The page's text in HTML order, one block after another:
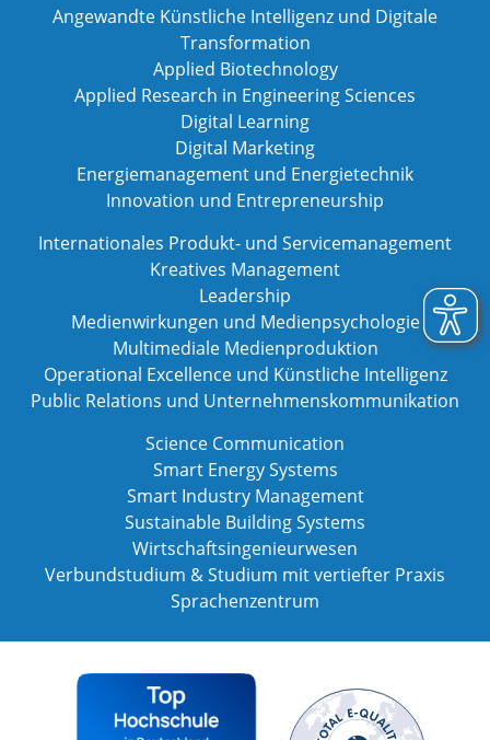
Angewandte Künstliche Intelligenz und Digitale
Transformation
Applied Biotechnology
Applied Research in Engineering Sciences
Digital Learning
Digital Marketing
Energiemanagement und Energietechnik
Innovation und Entrepreneurship
Internationales Produkt- und Servicemanagement
Kreatives Management
Leadership
Medienwirkungen und Medienpsychologie
Multimediale Medienproduktion
Operational Excellence und Künstliche Intelligenz
Public Relations und Unternehmenskommunikation
Science Communication
Smart Energy Systems
Smart Industry Management
Sustainable Building Systems
Wirtschaftsingenieurwesen
Verbundstudium & Studium mit vertiefter Praxis
Sprachenzentrum